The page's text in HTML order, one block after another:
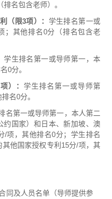
排名包含老师）。
（限3项）： 学生排名第一或
；其他排名0分（排名包含老
学生排名第一或导师第一，本
0分。
项）： 学生排名第一或导师第
名0分。
名第一或导师第一，本人第二
约国家）和日本、新加坡、澳
/项，其他排名0分；学生排名
他国家授权专利 15分/项，其
同及人员名单（导师提供参